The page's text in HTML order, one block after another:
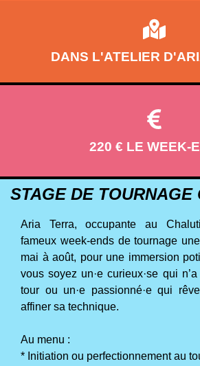
STAGE DE TOURNAGE
Aria Terra, occupante au
fameux week-ends de tournage
mai à août, pour une immersion
vous soyez un·e curieux·se qui
tour ou un·e passionné·e qui
affiner sa technique.
Au menu :
* Initiation ou perfectionnement au
DANS L'ATELIER
220 € LE WEEK-